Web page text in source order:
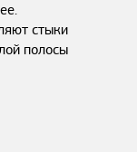
стыки
полосы